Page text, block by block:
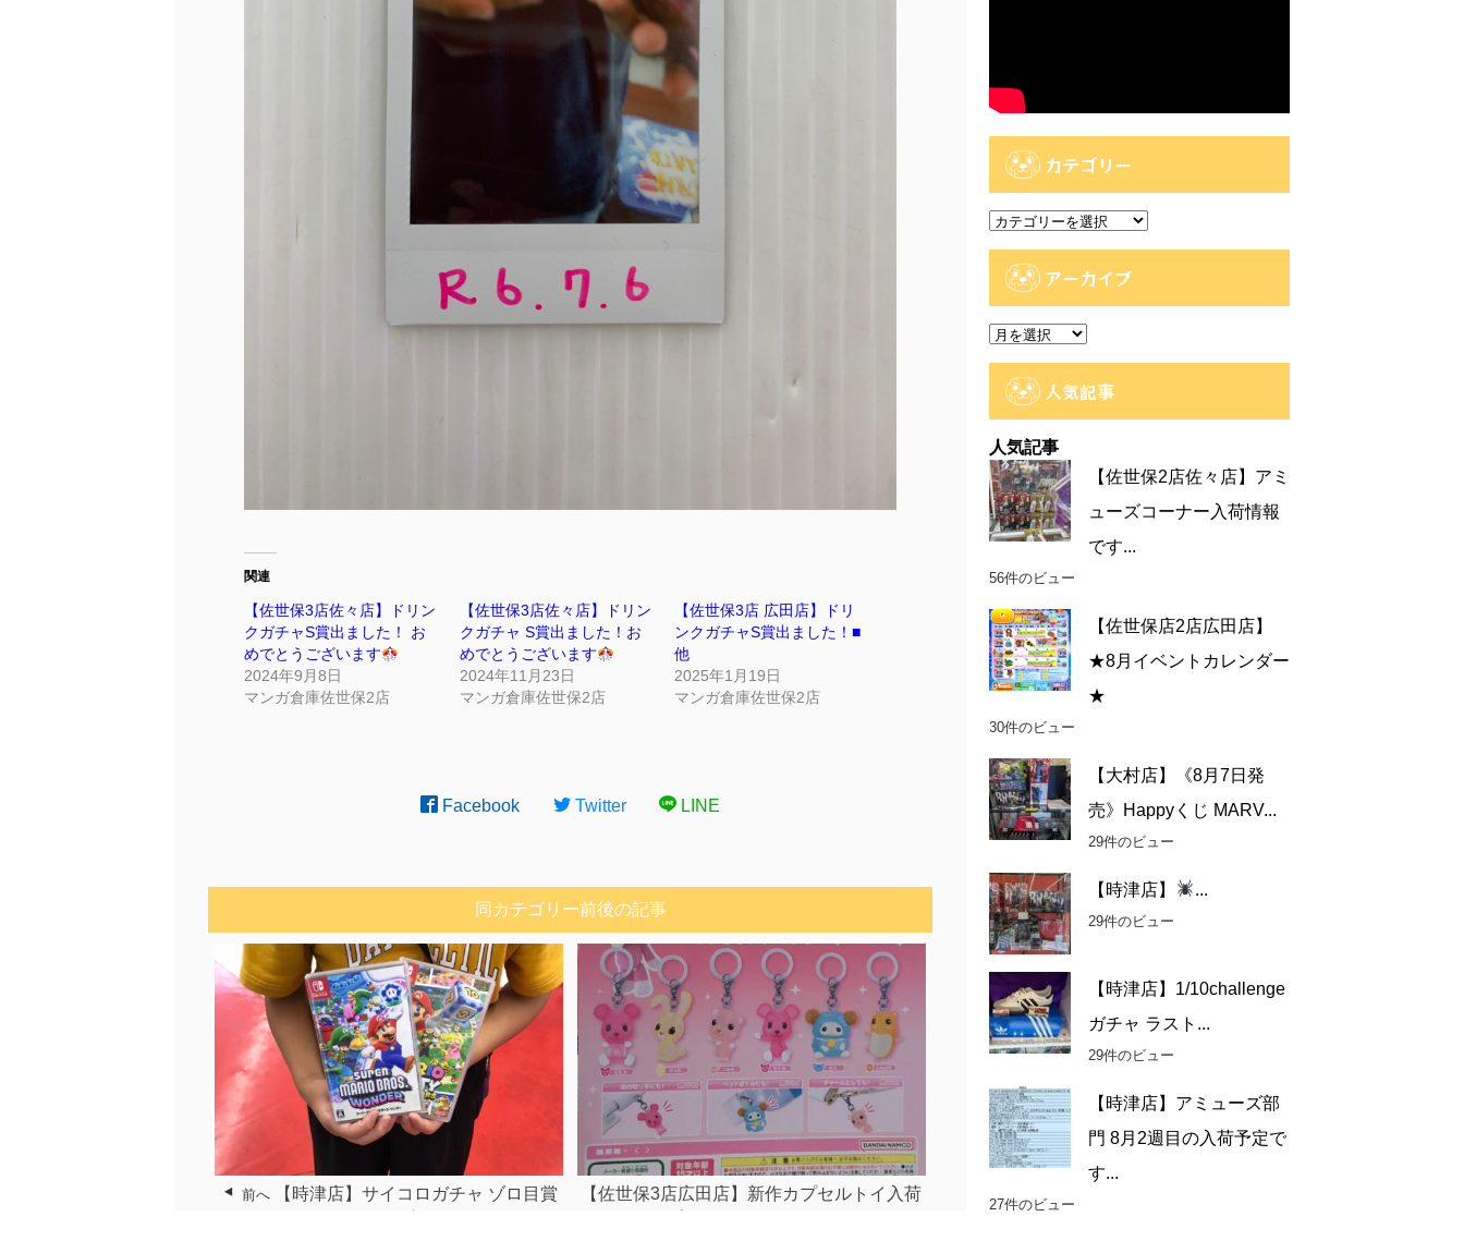
関連
【佐世保3店佐々店】ドリン
クガチャS賞出ました！ お
めでとうございます
2024年9月8日
マンガ倉庫佐世保2店
【佐世保3店佐々店】ドリン
クガチャ S賞出ました！お
めでとうございます
2024年11月23日
マンガ倉庫佐世保2店
【佐世保3店 広田店】ドリ
ンクガチャS賞出ました！■
他
2025年1月19日
マンガ倉庫佐世保2店
Facebook Twitter LINE
同カテゴリー前後の記事
前へ
【時津店】サイコロガチャ ゾロ目賞
【佐世保3店広田店】新作カプセルトイ入荷
カテゴリー
カ
アーカイブ
ア
人気記事
人気記事
【佐世保2店佐々店】アミ
ューズコーナー入荷情報
です...
56件のビュー
【佐世保店2店広田店】
★8月イベントカレンダー
★
30件のビュー
【大村店】《8月7日発
売》Happyくじ MARV...
29件のビュー
【時津店】 ...
29件のビュー
【時津店】1/10challenge
ガチャ ラスト...
29件のビュー
【時津店】アミューズ部
門 8月2週目の入荷予定で
す...
27件のビュー